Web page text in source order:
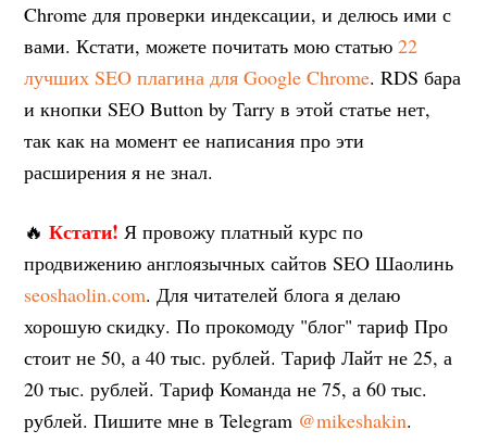
Chrome для проверки индексации, и делюсь ими с
вами. Кстати, можете почитать мою статью22
лучших SEO плагина для Google Chrome. RDS бара
и кнопки SEO Button by Tarry в этой статье нет,
так как на момент ее написания про эти
расширения я не знал.
🔥Кстати! Я провожу платный курс по
продвижению англоязычных сайтов SEO Шаолинь
seoshaolin.com. Для читателей блога я делаю
хорошую скидку. По прокомоду "блог" тариф Про
стоит не 50, а 40 тыс. рублей. Тариф Лайт не 25, а
20 тыс. рублей. Тариф Команда не 75, а 60 тыс.
рублей. Пишите мне в Telegram @mikeshakin.